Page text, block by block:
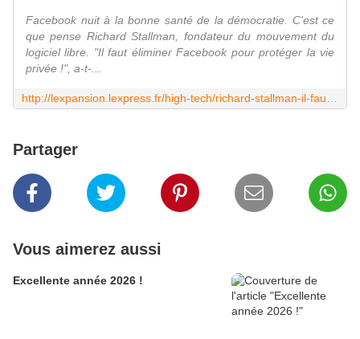
Facebook nuit à la bonne santé de la démocratie. C'est ce
que pense Richard Stallman, fondateur du mouvement du
logiciel libre. "Il faut éliminer Facebook pour protéger la vie
privée !", a-t-...
Partager
Vous aimerez aussi
Excellente année 2026 !